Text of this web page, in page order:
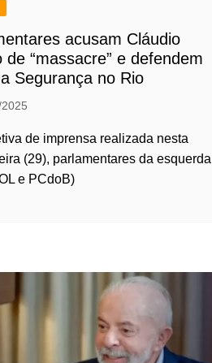
acusam Cláudio
de “massacre” e defendem
Segurança no Rio
de imprensa realizada nesta
(29), parlamentares da esquerda
e PCdoB)